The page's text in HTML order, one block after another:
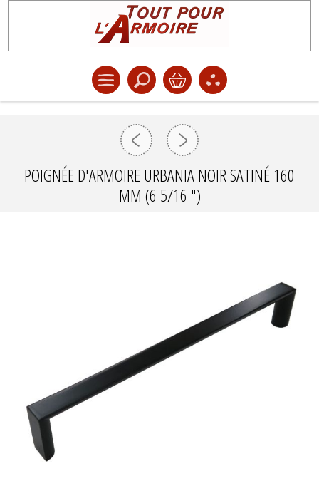
POIGNÉE D'ARMOIRE URBANIA NOIR SATINÉ 160
MM (6 5/16 ")